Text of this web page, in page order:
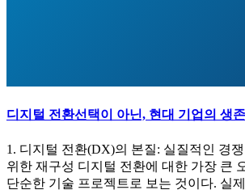
디지털 전환선택이 아닌, 현대 기업의 생
1. 디지털 전환(DX)의 본질: 실질적인 경쟁
위한 재구성 디지털 전환에 대한 가장 큰
단순한 기술 프로젝트로 보는 것이다. 실